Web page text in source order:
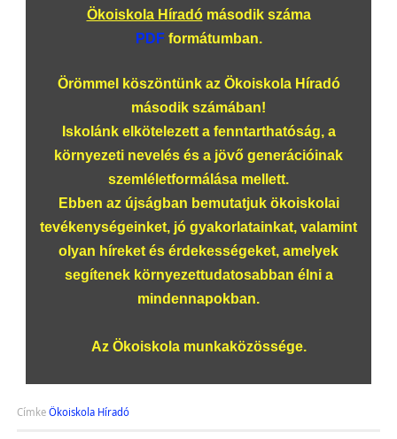
Ökoiskola Híradómásodik száma
PDFformátumban.
Örömmel köszöntünk az Ökoiskola Híradó
második számában!
Iskolánk elkötelezett a fenntarthatóság, a
környezeti nevelés és a jövő generációinak
szemléletformálása mellett.
Ebben az újságban bemutatjuk ökoiskolai
tevékenységeinket, jó gyakorlatainkat, valamint
olyan híreket és érdekességeket, amelyek
segítenek környezettudatosabban élni a
mindennapokban.
Az Ökoiskola munkaközössége.
Címke Ökoiskola Híradó